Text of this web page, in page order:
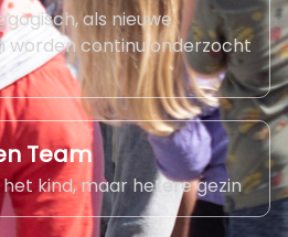
als nieuwe
worden continu onderzocht
Team
kind, maar hetere gezin